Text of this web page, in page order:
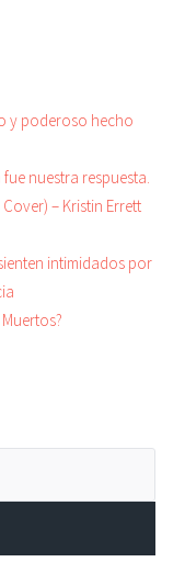
y poderoso hecho
nuestra respuesta.
– Kristin Errett
intimidados por